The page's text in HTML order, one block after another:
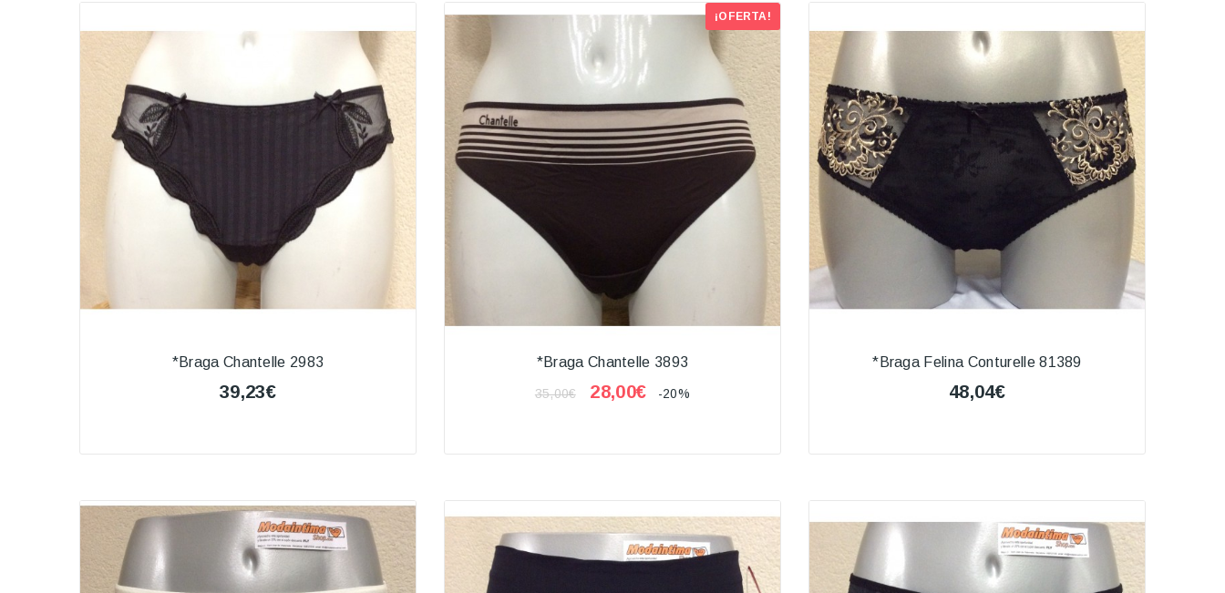
*Braga Chantelle 2983
39,23€
¡OFERTA!
*Braga Chantelle 3893
35,00€ 28,00€ -20%
*Braga Felina Conturelle 81389
48,04€